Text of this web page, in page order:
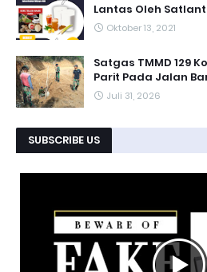
Lantas Oleh
Oktober 13, 2021
Satgas TMMD 129
Parit Pada Jalan
Juli 31, 2026
SUBSCRIBE US